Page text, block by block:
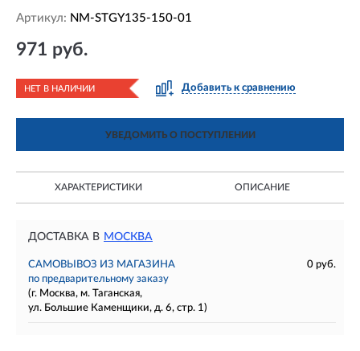
Артикул: NM-STGY135-150-01
971 руб.
НЕТ В НАЛИЧИИ Добавить к сравнению
УВЕДОМИТЬ О ПОСТУПЛЕНИИ
ХАРАКТЕРИСТИКИ ОПИСАНИЕ
ДОСТАВКА В МОСКВА
САМОВЫВОЗ ИЗ МАГАЗИНА
0 руб.
по предварительному заказу
(г. Москва, м. Таганская,
ул. Большие Каменщики, д. 6, стр. 1)